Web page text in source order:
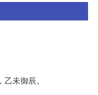
未御辰。